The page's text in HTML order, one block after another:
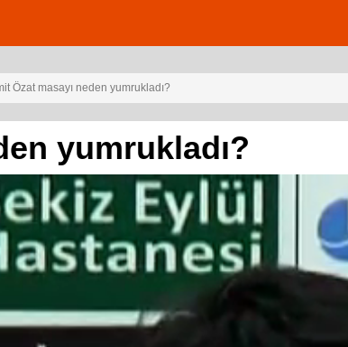
Özat masayı neden yumrukladı?
yumrukladı?